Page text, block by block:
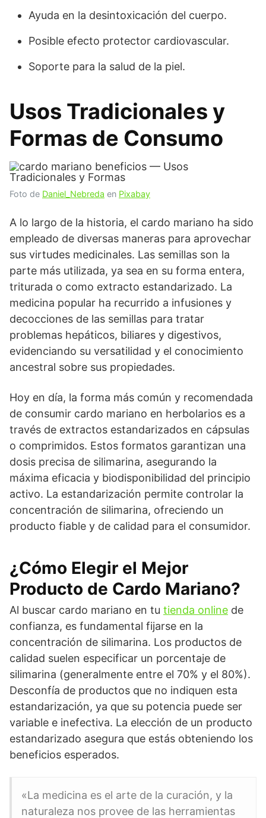
Ayuda en la desintoxicación del cuerpo.
Posible efecto protector cardiovascular.
Soporte para la salud de la piel.
Usos Tradicionales y
Formas de Consumo
Foto de Daniel_Nebreda en Pixabay
A lo largo de la historia, el cardo mariano ha sido
empleado de diversas maneras para aprovechar
sus virtudes medicinales. Las semillas son la
parte más utilizada, ya sea en su forma entera,
triturada o como extracto estandarizado. La
medicina popular ha recurrido a infusiones y
decocciones de las semillas para tratar
problemas hepáticos, biliares y digestivos,
evidenciando su versatilidad y el conocimiento
ancestral sobre sus propiedades.
Hoy en día, la forma más común y recomendada
de consumir cardo mariano en herbolarios es a
través de extractos estandarizados en cápsulas
o comprimidos. Estos formatos garantizan una
dosis precisa de silimarina, asegurando la
máxima eficacia y biodisponibilidad del principio
activo. La estandarización permite controlar la
concentración de silimarina, ofreciendo un
producto fiable y de calidad para el consumidor.
¿Cómo Elegir el Mejor
Producto de Cardo Mariano?
Al buscar cardo mariano en tu tienda online de
confianza, es fundamental fijarse en la
concentración de silimarina. Los productos de
calidad suelen especificar un porcentaje de
silimarina (generalmente entre el 70% y el 80%).
Desconfía de productos que no indiquen esta
estandarización, ya que su potencia puede ser
variable e inefectiva. La elección de un producto
estandarizado asegura que estás obteniendo los
beneficios esperados.
«La medicina es el arte de la curación, y la
naturaleza nos provee de las herramientas